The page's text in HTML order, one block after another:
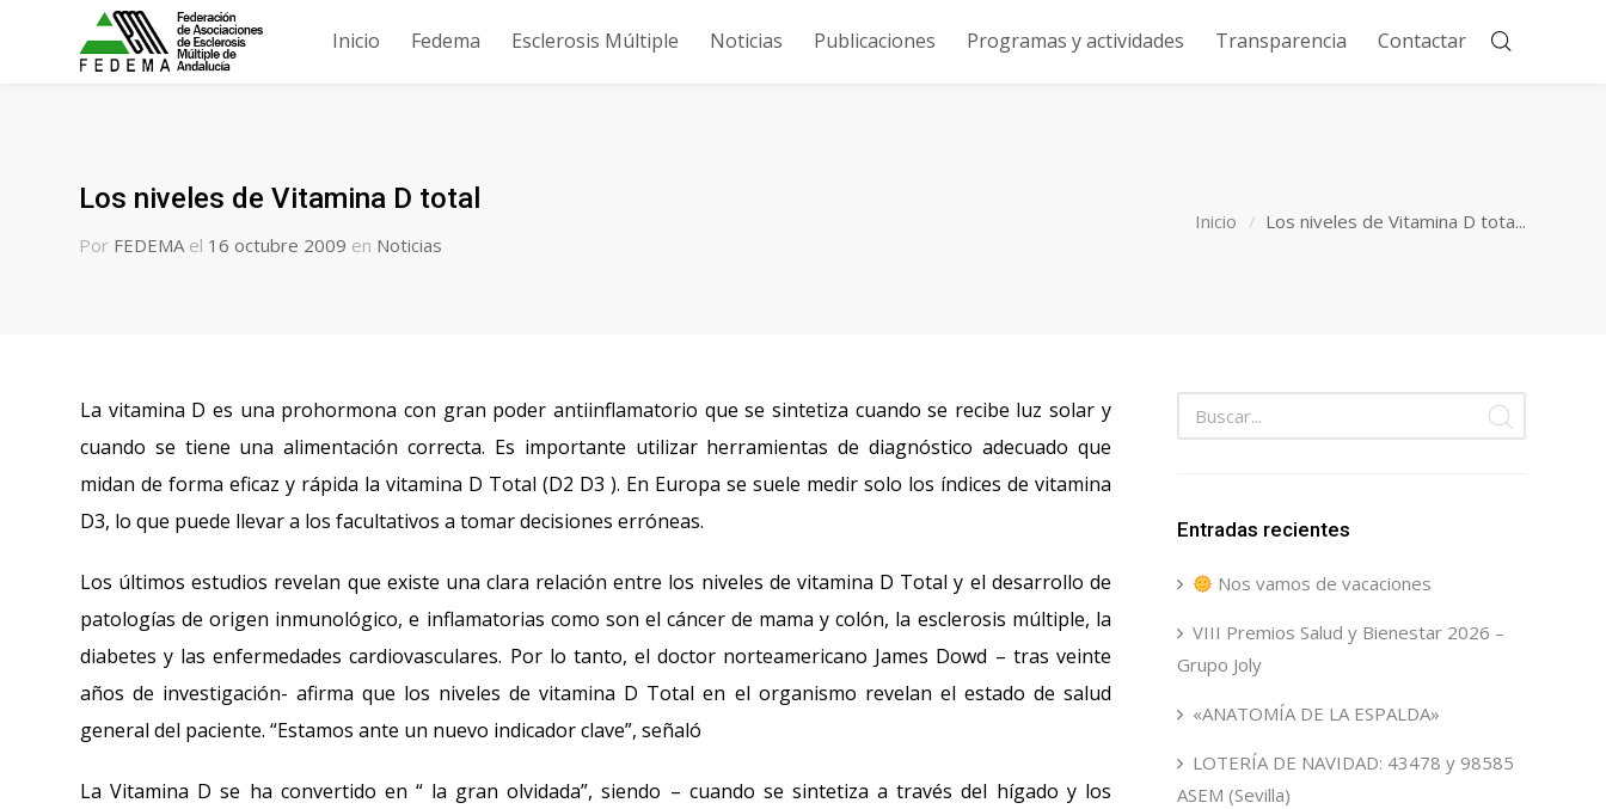
Inicio Fedema Esclerosis Múltiple Noticias Publicaciones Programas y actividades Transparencia Contactar
Los niveles de Vitamina D total
Por FEDEMA el 16 octubre 2009 en Noticias
Inicio Los niveles de Vitamina D tota...
La vitamina D es una prohormona con gran poder antiinflamatorio que se sintetiza cuando se recibe luz solar y
cuando se tiene una alimentación correcta. Es importante utilizar herramientas de diagnóstico adecuado que
midan de forma eficaz y rápida la vitamina D Total (D2 D3 ). En Europa se suele medir solo los índices de vitamina
D3, lo que puede llevar a los facultativos a tomar decisiones erróneas.
Los últimos estudios revelan que existe una clara relación entre los niveles de vitamina D Total y el desarrollo de
patologías de origen inmunológico, e inflamatorias como son el cáncer de mama y colón, la esclerosis múltiple, la
diabetes y las enfermedades cardiovasculares. Por lo tanto, el doctor norteamericano James Dowd – tras veinte
años de investigación- afirma que los niveles de vitamina D Total en el organismo revelan el estado de salud
general del paciente. “Estamos ante un nuevo indicador clave”, señaló
La Vitamina D se ha convertido en “ la gran olvidada”, siendo – cuando se sintetiza a través del hígado y los
Entradas recientes
Nos vamos de vacaciones
VIII Premios Salud y Bienestar 2026 –
Grupo Joly
«ANATOMÍA DE LA ESPALDA»
LOTERÍA DE NAVIDAD: 43478 y 98585
ASEM (Sevilla)